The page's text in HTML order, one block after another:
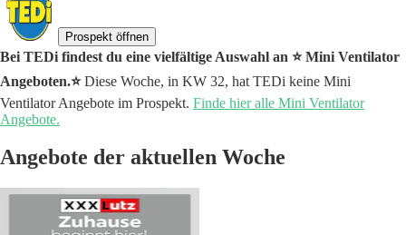
Prospekt öffnen
Bei TEDi findest du eine vielfältige Auswahl an ⭐️ Mini Ventilator
Angeboten.⭐️Diese Woche, in KW 32, hat TEDi keine Mini
Ventilator Angebote im Prospekt. Finde hier alle Mini Ventilator
Angebote.
Angebote der aktuellen Woche